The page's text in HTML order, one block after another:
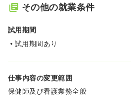
その他の就業条件
試用期間
試用期間あり
仕事内容の変更範囲
保健師及び看護業務全般